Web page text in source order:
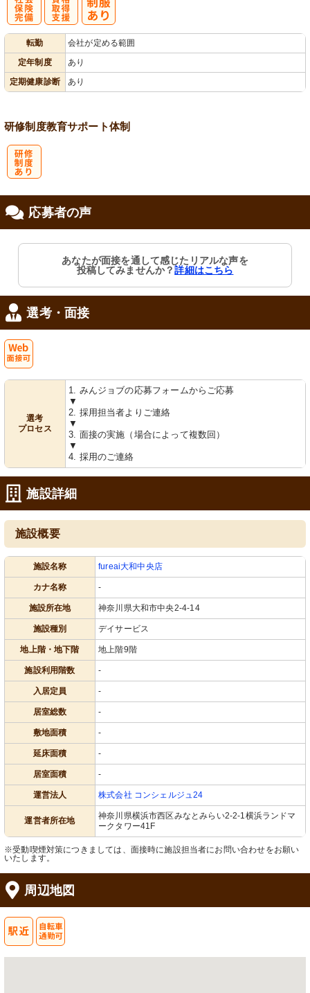
転勤
会社が定める範囲
定年制度
あり
定期健康診断
あり
研修制度教育サポート体制
応募者の声
あなたが面接を通して感じたリアルな声を
投稿してみませんか？詳細はこちら
選考・面接
選考
プロセス
1. みんジョブの応募フォームからご応募
▼
2. 採用担当者よりご連絡
▼
3. 面接の実施（場合によって複数回）
▼
4. 採用のご連絡
施設詳細
施設概要
施設名称 fureai大和中央店
カナ名称 -
施設所在地 神奈川県大和市中央2-4-14
施設種別 デイサービス
地上階・地下階 地上階9階
施設利用階数 -
入居定員 -
居室総数 -
敷地面積 -
延床面積 -
居室面積 -
運営法人 株式会社 コンシェルジュ24
運営者所在地
神奈川県横浜市西区みなとみらい2-2-1横浜ランドマ
ークタワー41F
※受動喫煙対策につきましては、面接時に施設担当者にお問い合わせをお願い
いたします。
周辺地図